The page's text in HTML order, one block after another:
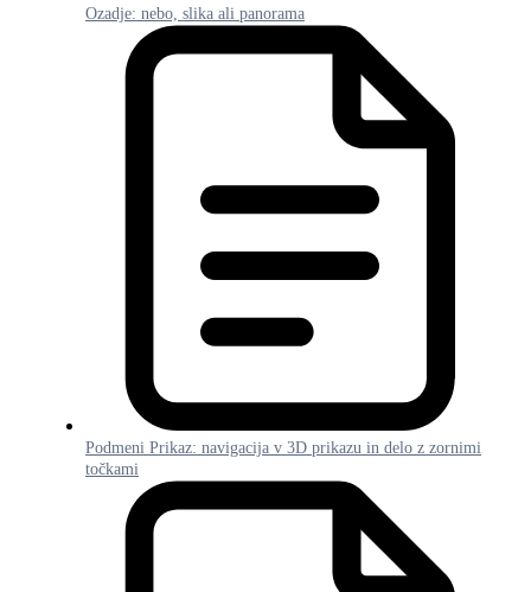
Ozadje: nebo, slika ali panorama
Podmeni Prikaz: navigacija v 3D prikazu in delo z zornimi
točkami